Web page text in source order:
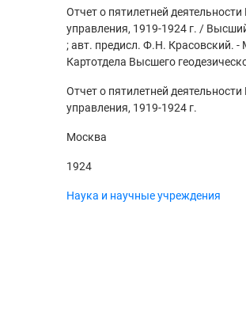
Отчет о пятилетней
управления, 1919-1924 г. /
; авт. предисл. Ф.Н. Красовский. -
Картотдела Высшего
Отчет о пятилетней
управления, 1919-1924 г.
Москва
1924
Наука и научные учреждения